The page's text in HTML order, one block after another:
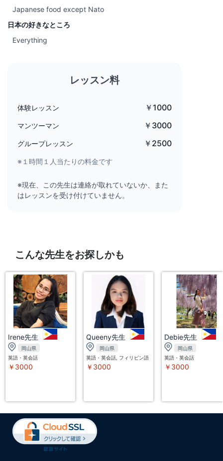
Japanese food except Nato
日本の好きなところ
Everything
レッスン料
体験レッスン ￥1000
マンツーマン ￥3000
グループレッスン ￥2500
※１時間１人当たりの料金です
※現在、この先生は連絡が取れていないか、また
はレッスンを受け付けていません。
こんな先生をお探しかも
Irene先生
岡山県
英語・英会話
￥3000
Queeny先生
岡山県
英語・英会話, フィリピン語（タガログ語）
￥3000
Debie先生
岡山県
英語・英会話
￥3000